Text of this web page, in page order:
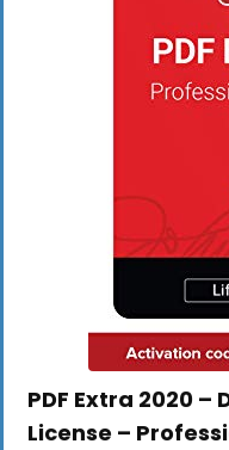
PDF Extra 2020 –
License –